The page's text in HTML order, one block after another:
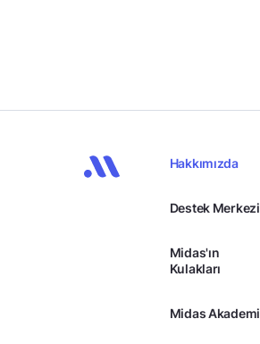
Hakkımızda
Destek Merkezi
Midas'ın
Kulakları
Midas Akademi